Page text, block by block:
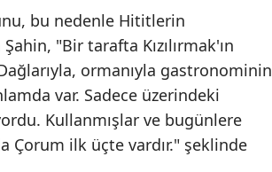
Gümüşhane
Hakkari
Hatay
Isparta
Mersin
bu nedenle Hititlerin
"Bir tarafta Kızılırmak'ın
ormanıyla gastronominin
var. Sadece üzerindeki
Kullanmışlar ve bugünlere
Çorum ilk üçte vardır." şeklinde